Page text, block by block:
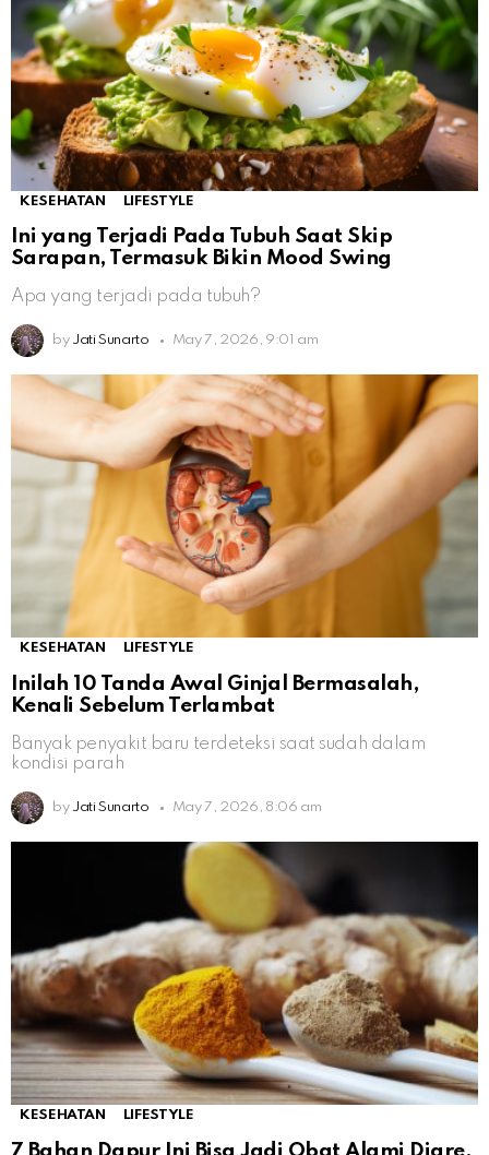
KESEHATAN LIFESTYLE
Ini yang Terjadi Pada Tubuh Saat Skip
Sarapan, Termasuk Bikin Mood Swing
Apa yang terjadi pada tubuh?
by Jati Sunarto May 7, 2026, 9:01 am
KESEHATAN LIFESTYLE
Inilah 10 Tanda Awal Ginjal Bermasalah,
Kenali Sebelum Terlambat
Banyak penyakit baru terdeteksi saat sudah dalam
kondisi parah
by Jati Sunarto May 7, 2026, 8:06 am
KESEHATAN LIFESTYLE